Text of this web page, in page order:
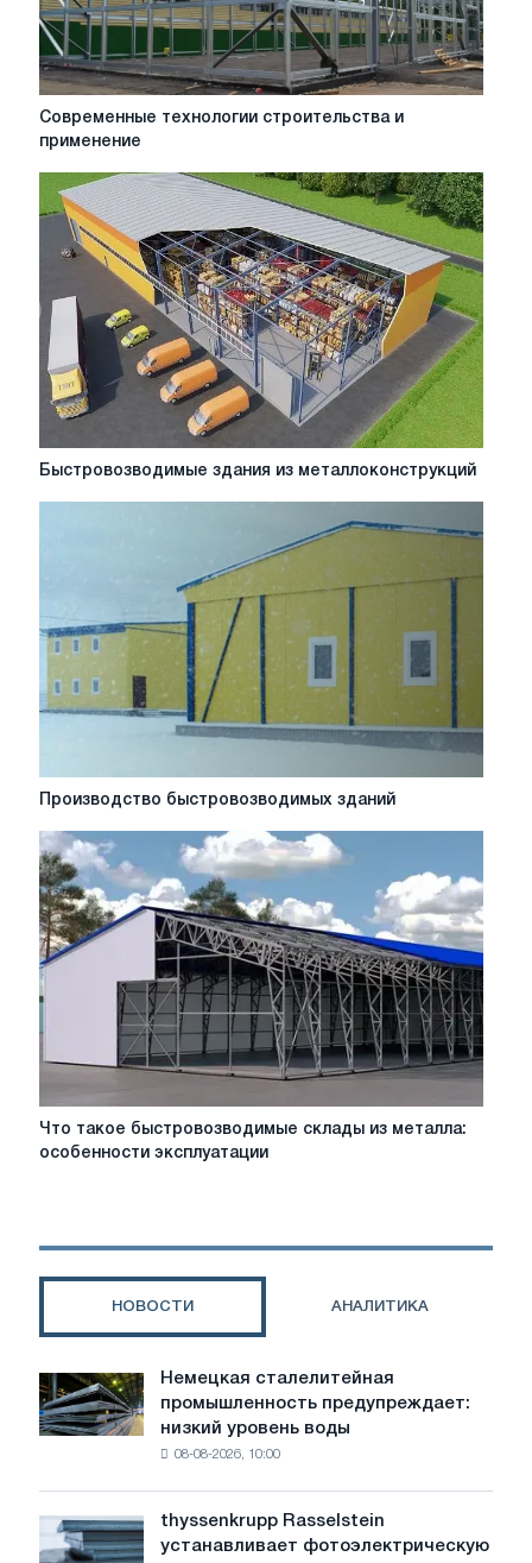
Современные
применение
Современные технологии строительства и
применение
Быстровозводимые
Быстровозводимые здания из металлоконструкций
Производство
зданий
Производство быстровозводимых зданий
Что
такое
металла:
Что такое быстровозводимые склады из металла:
особенности эксплуатации
НОВОСТИ АНАЛИТИКА
Немецкая
сталелитейная
промышленность
предупреждает:
воды
Немецкая сталелитейная
промышленность предупреждает:
низкий уровень воды
08-08-2026, 10:00
thyssenkrupp
Rasselstein
thyssenkrupp Rasselstein
устанавливает фотоэлектрическую